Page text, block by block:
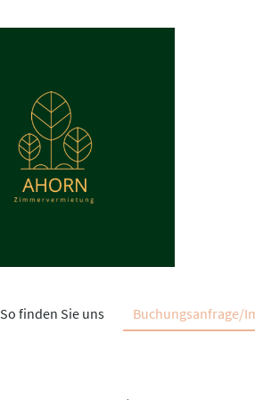
So finden Sie uns